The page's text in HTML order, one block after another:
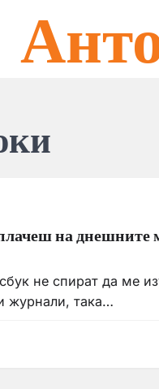
на днешните
не спират да ме
журнали, така…